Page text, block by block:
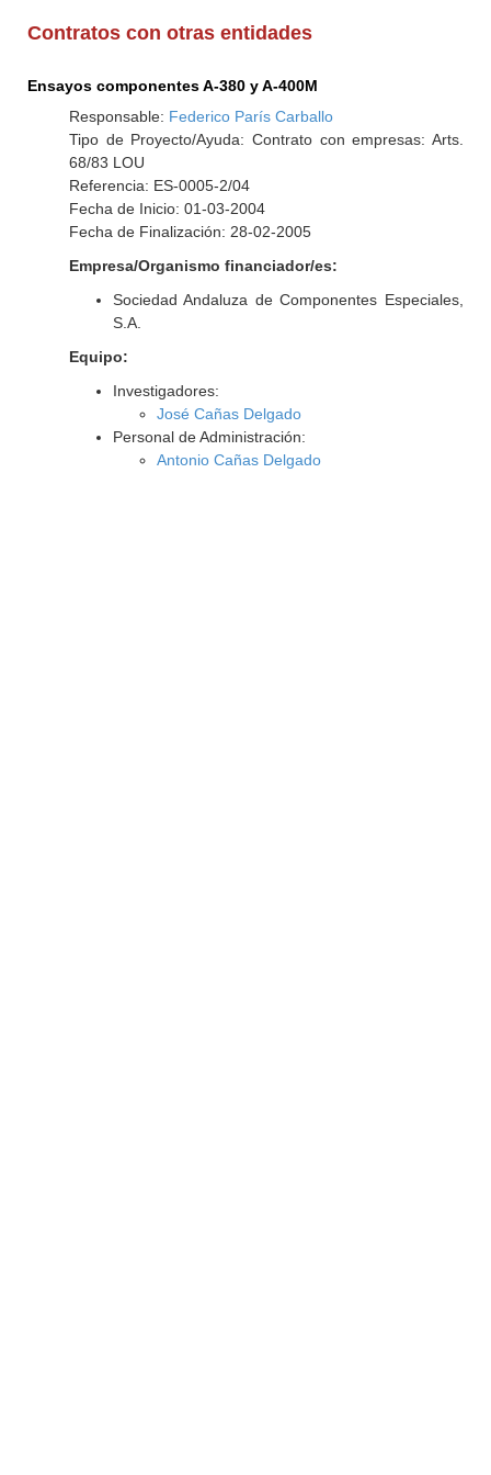
Contratos con otras entidades
Ensayos componentes A-380 y A-400M
Responsable: Federico París Carballo
Tipo de Proyecto/Ayuda: Contrato con empresas: Arts.
68/83 LOU
Referencia: ES-0005-2/04
Fecha de Inicio: 01-03-2004
Fecha de Finalización: 28-02-2005
Empresa/Organismo financiador/es:
Sociedad Andaluza de Componentes Especiales,
S.A.
Equipo:
Investigadores:
José Cañas Delgado
Personal de Administración:
Antonio Cañas Delgado